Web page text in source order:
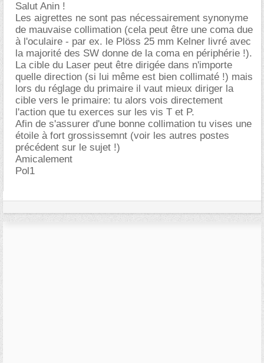
Salut Anin !
Les aigrettes ne sont pas nécessairement synonyme
de mauvaise collimation (cela peut être une coma due
à l'oculaire - par ex. le Plöss 25 mm Kelner livré avec
la majorité des SW donne de la coma en périphérie !).
La cible du Laser peut être dirigée dans n'importe
quelle direction (si lui même est bien collimaté !) mais
lors du réglage du primaire il vaut mieux diriger la
cible vers le primaire: tu alors vois directement
l'action que tu exerces sur les vis T et P.
Afin de s'assurer d'une bonne collimation tu vises une
étoile à fort grossissemnt (voir les autres postes
précédent sur le sujet !)
Amicalement
Pol1